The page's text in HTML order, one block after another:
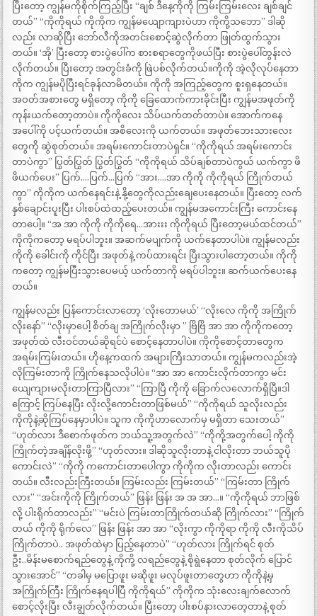
ပြီးတော့ ကျွန်မကိုစိုက်ကြည့်ပြီး “ချစ် ဒီနေ့ကိုကို ကြမ်းကြမ်းလေး ချစ်ချင်
တယ်” “ကိုကိုရယ် ကိုကိုက ကျွန်မယျောကျားပဲဟာ ကိုကို့သဘော” ဒါဆို
လည်း လာဆိုပြီး ဘော်လီကိုအတင်းစောင့်ဆွဲလိုက်တာ ဖြုတ်ထွက်သွား
တယ်။ ‘အို’ ပြီးတော့ စားပွဲပေါ်က စားစရာတွေကိုဖယ်ပြီး စားပွဲပေါ်တွန်းလဲ
လိုက်တယ်။ ပြီးတော့ အတွင်းခံကို ဖြဲပစ်လိုက်တယ်။ကိုကို အဲ့လိုလုပ်နေတာ
ကိုက ကျွန်မပိုပြီးရင်ခုန်လာမိတယ်။ ကိုကို အကြည့်တွေက စူးရှနေတယ်။
အဝတ်အစားတွေ မရှိတော့ ကိုကို ခြေထောက်ကားခိုင်းပြီး ကျွန်မအဖုတ်ကို
ကုန်းယက်တော့တာပဲ။ ကိုကိုလေး သိပ်ယက်တတ်တာပဲ။ အောက်ကနေ
အပေါ်ကို ပင့်ယက်တယ်။ အစိလေးကို ယက်တယ်။ အဖုတ်ဘေးသားလေး
တွေကို ဆွဲစုတ်တယ်။ အရမ်းကောင်းတာပဲရှင်။ “ကိုကိုရယ် အရမ်းကောင်း
တာပဲကွာ” ပြွတ်ပြွတ် ပြွတ်ပြွတ် “ကိုကိုရယ် သိပ်ချစ်တာပဲကွယ် ယက်ကွာ ဖိ
ဖိယက်ပေး’’ ပြက်….ပြက်…ပြက် “အား….အာ ကိုကို ကိုကိုရယ် ကြိုက်တယ်
ကွာ” ကိုကိုက ယက်နေရင်းနဲ့ နို့တွေကိုလည်းချေပေးနေတယ်။ ပြီးတော့ လက်
နှစ်ချောင်းပူးပြီး ပါးစပ်ထဲထည့်ပေးတယ်။ ကျွန်မအကောင်းကြီး ကောင်းနေ
တာပေါ့။ “အ အာ ကိုကို ကိုကိုရေ…အားးး ကိုကိုရယ် ပြီးတော့မယ်ထင်တယ်”
ကိုကိုကတော့ မရပ်ပါဘူး။ အဆက်မပျက်ကို ယက်နေတာပါပဲ။ ကျွန်မလည်း
ကိုကို ခေါင်းကို ကိုင်ပြီး အဖုတ်နဲ့ ကပ်ထားရင်း ပြီးသွားပါတော့တယ်။ ကိုကို
ကတော့ ကျွန်မပြီးသွားပေမယ့် ယက်တာကို မရပ်ပါဘူး။ ဆက်ယက်ပေးနေ
တယ်။
ကျွန်မလည်း ပြန်ကောင်းလာတော့ ‘လိုးတောမယ်’ “လိုးလေ ကိုကို အကြိုက်
လိုးနော်’’ “လိုးမှာပေါ့ စိတ်ချ အကြိုက်လိုးမှာ ” ဗြိဗြိ အာ အာ ကိုကိုကတော့
အဖုတ်ထဲ လီးဝင်တယ်ဆိုရင်ပဲ စောင့်နေတာပါပဲ။ ကိုကိုစောင့်တာတွေက
အရမ်းကြမ်းတယ်။ ဟိုနေ့ကထက် အများကြီးသာတယ်။ ကျွန်မကလည်းအဲ့
လိုကြမ်းတာကို ကြိုက်နေသလိုပါပဲ။ “အာ အာ ကောင်းလိုက်တာကွာ မင်း
ယျေကျားမလိုးတာကြာပြီလား” “ကြာပြီ ကိုကို ခြောက်လလောက်ရှိပြီ။ဒါ
ကြောင့် ကြပ်နေပြီး လိုးလို့ကောင်းတာဖြစ်မယ်” “ကိုကိုရယ် သူလိုးလည်း
ကိုကိုနဲ့ဆိုကြပ်နေမှာပါပဲ။ သူက ကိုကိုဟာလောက်မှ မရှိတာ သေးတယ်”
“ဟုတ်လား ဒီစောက်ဖုတ်က ဘယ်သူ့အတွက်လဲ” “ကိုကို့အတွက်ပေါ့ ကိုကို
ကြိုက်တဲ့အချိန်လိုးဖို့” “ဟုတ်လား။ ဒါဆိုသူလိုးတာနဲ့ ငါလိုးတာ ဘယ်သူပို
ကောင်းလဲ” “ကိုကို ကကောင်းတာပေါကွာ ကိုကိုက လိုးတာလည်း ကောင်း
တယ်။ လီးလည်းကြီးတယ်။ ကြမ်းလည်း ကြမ်းတယ်” “ကြမ်းတာ ကြိုက်
လား” “အင်းကိုကို ကြိုက်တယ်” ဖြန်း ဖြန်း အ အ အာ…။ “ကိုကိုရယ် ဘာဖြစ်
လို့ ပါးရိုက်တာလည်း” “မင်းပဲ ကြမ်းတာကြိုက်တယ်ဆို ကြိုက်လား” “ကြိုက်
တယ် ကိုကို ရိုက်လေ” ဖြန်း ဖြန်း အာ အာ “လိုးကွာ ကိုကိုရာ ကိုကို လီးကိုသိပ်
ကြိုက်တာပဲ.. အဖုတ်ထဲမှာ ပြည့်နေတာပဲ” “ဟုတ်လား ကြိုက်ရင် စုတ်
ဦး..မိန်းမစောက်ရည်တွေနဲ့ ကိုကို့ လရည်တွေနဲ့ စိုရွဲနေတာ စုတ်လိုက် ပြောင်
သွားအောင်” “တခါမှ မပြောဖူး မဆိုဖူး မလုပ်ဖူးတာတွေဟာ ကိုကိုနဲ့မှ
အကြိုက်ကြီး ကြိုက်နေရပါပြီ ကိုကိုရယ်” ကိုကိုက သုံးလေးချက်လောက်
စောင့်လိုးပြီး လီးချွတ်လိုက်တယ်။ ပြီးတော့ ပါးစပ်နားလာတေ့တာနဲ့ စုတ်